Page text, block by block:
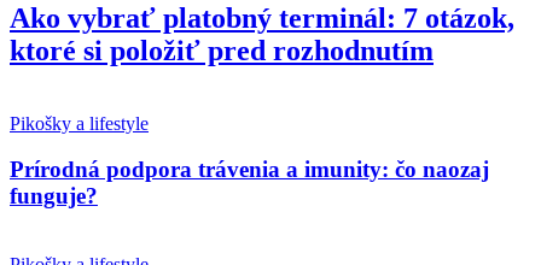
Ako vybrať platobný terminál: 7 otázok,
ktoré si položiť pred rozhodnutím
Pikošky a lifestyle
Prírodná podpora trávenia a imunity: čo naozaj
funguje?